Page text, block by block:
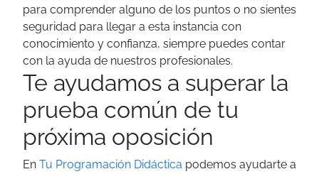
para comprender alguno de los puntos o no sientes
seguridad para llegar a esta instancia con
conocimiento y confianza, siempre puedes contar
con la ayuda de nuestros profesionales.
Te ayudamos a superar la
prueba común de tu
próxima oposición
En Tu Programación Didáctica podemos ayudarte a